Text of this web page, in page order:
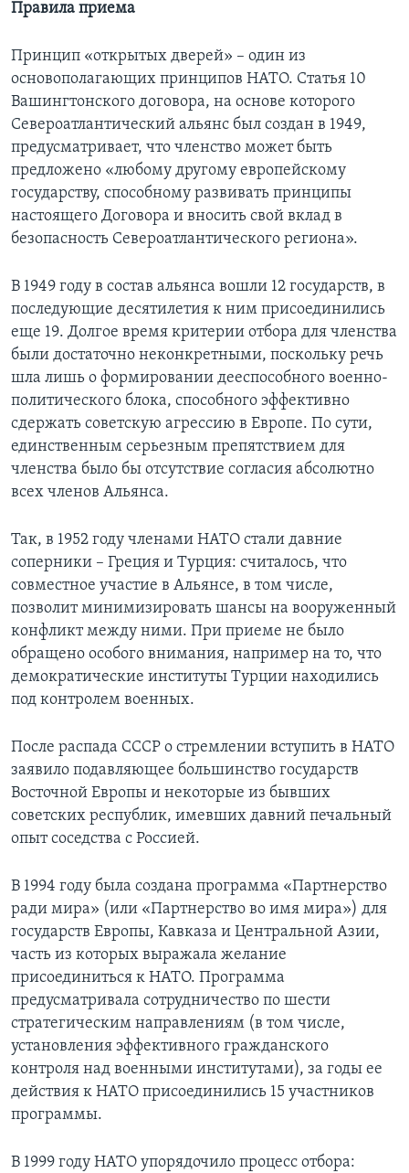
Правила приема
Принцип «открытых дверей» – один из
основополагающих принципов НАТО. Статья 10
Вашингтонского договора, на основе которого
Североатлантический альянс был создан в 1949,
предусматривает, что членство может быть
предложено «любому другому европейскому
государству, способному развивать принципы
настоящего Договора и вносить свой вклад в
безопасность Североатлантического региона».
В 1949 году в состав альянса вошли 12 государств, в
последующие десятилетия к ним присоединились
еще 19. Долгое время критерии отбора для членства
были достаточно неконкретными, поскольку речь
шла лишь о формировании дееспособного военно-
политического блока, способного эффективно
сдержать советскую агрессию в Европе. По сути,
единственным серьезным препятствием для
членства было бы отсутствие согласия абсолютно
всех членов Альянса.
Так, в 1952 году членами НАТО стали давние
соперники – Греция и Турция: считалось, что
совместное участие в Альянсе, в том числе,
позволит минимизировать шансы на вооруженный
конфликт между ними. При приеме не было
обращено особого внимания, например на то, что
демократические институты Турции находились
под контролем военных.
После распада СССР о стремлении вступить в НАТО
заявило подавляющее большинство государств
Восточной Европы и некоторые из бывших
советских республик, имевших давний печальный
опыт соседства с Россией.
В 1994 году была создана программа «Партнерство
ради мира» (или «Партнерство во имя мира») для
государств Европы, Кавказа и Центральной Азии,
часть из которых выражала желание
присоединиться к НАТО. Программа
предусматривала сотрудничество по шести
стратегическим направлениям (в том числе,
установления эффективного гражданского
контроля над военными институтами), за годы ее
действия к НАТО присоединились 15 участников
программы.
В 1999 году НАТО упорядочило процесс отбора: